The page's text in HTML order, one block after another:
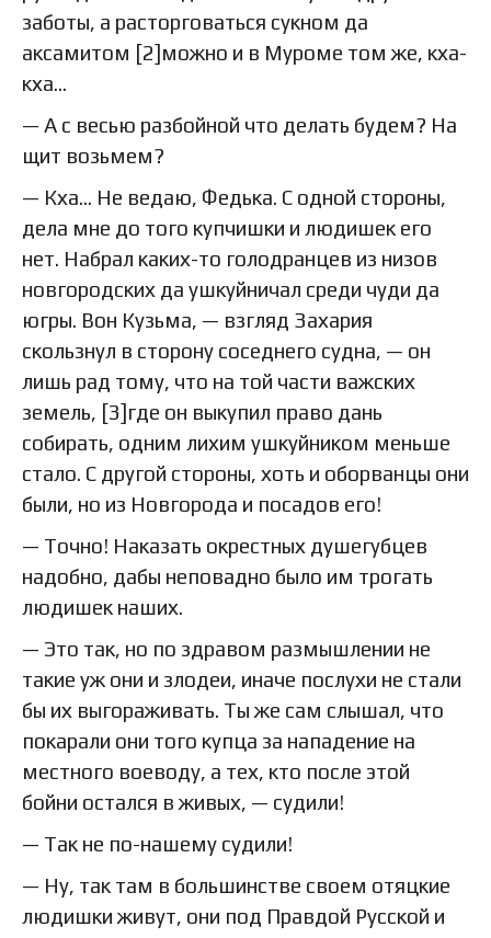
заботы, а расторговаться сукном да
аксамитом [2]можно и в Муроме том же, кха-
кха…
— А с весью разбойной что делать будем? На
щит возьмем?
— Кха… Не ведаю, Федька. С одной стороны,
дела мне до того купчишки и людишек его
нет. Набрал каких-то голодранцев из низов
новгородских да ушкуйничал среди чуди да
югры. Вон Кузьма, — взгляд Захария
скользнул в сторону соседнего судна, — он
лишь рад тому, что на той части важских
земель, [3]где он выкупил право дань
собирать, одним лихим ушкуйником меньше
стало. С другой стороны, хоть и оборванцы они
были, но из Новгорода и посадов его!
— Точно! Наказать окрестных душегубцев
надобно, дабы неповадно было им трогать
людишек наших.
— Это так, но по здравом размышлении не
такие уж они и злодеи, иначе послухи не стали
бы их выгораживать. Ты же сам слышал, что
покарали они того купца за нападение на
местного воеводу, а тех, кто после этой
бойни остался в живых, — судили!
— Так не по-нашему судили!
— Ну, так там в большинстве своем отяцкие
людишки живут, они под Правдой Русской и